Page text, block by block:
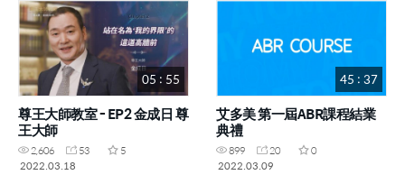
05 : 55
尊王大師教室 - EP2 金成日 尊
王大師
2,606 53
5
2022.03.18
45 : 37
艾多美 第一屆ABR課程結業
典禮
899 20
0
2022.03.09